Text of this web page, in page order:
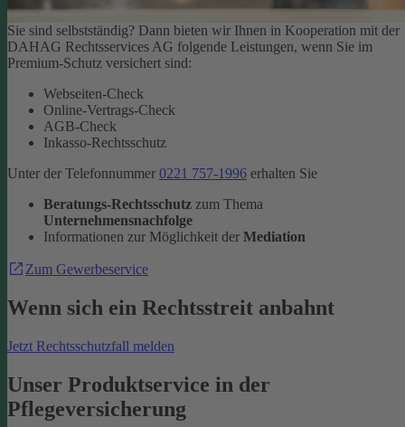
Sie sind selbstständig? Dann bieten wir Ihnen in Kooperation mit der
DAHAG Rechtsservices AG folgende Leistungen, wenn Sie im
Premium-Schutz versichert sind:
Webseiten-Check
Online-Vertrags-Check
AGB-Check
Inkasso-Rechtsschutz
Unter der Telefonnummer 0221 757-1996 erhalten Sie
Beratungs-Rechtsschutz zum Thema
Unternehmensnachfolge
Informationen zur Möglichkeit der Mediation
Zum Gewerbeservice
Wenn sich ein Rechtsstreit anbahnt
Jetzt Rechtsschutzfall melden
Unser Produktservice in der
Pflegeversicherung